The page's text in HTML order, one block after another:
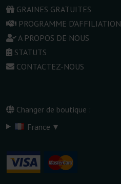
GRAINES GRATUITES
PROGRAMME D'AFFILIATION
A PROPOS DE NOUS
STATUTS
CONTACTEZ-NOUS
Changer de boutique :
France ▾